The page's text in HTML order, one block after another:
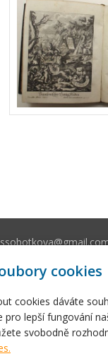
cookies
cookies dáváte
pro lepší fungování
svobodně